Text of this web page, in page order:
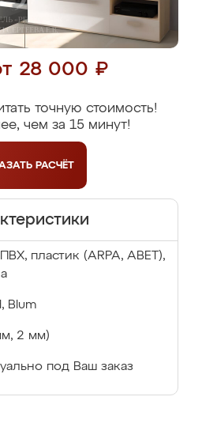
28 000 ₽
точную стоимость!
чем за 15 минут!
РАСЧЁТ
пластик (ARPA, ABET),
Blum
2 мм)
под Ваш заказ